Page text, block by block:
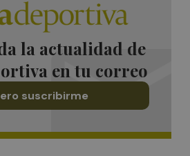
la actualidad de
en tu correo
suscribirme